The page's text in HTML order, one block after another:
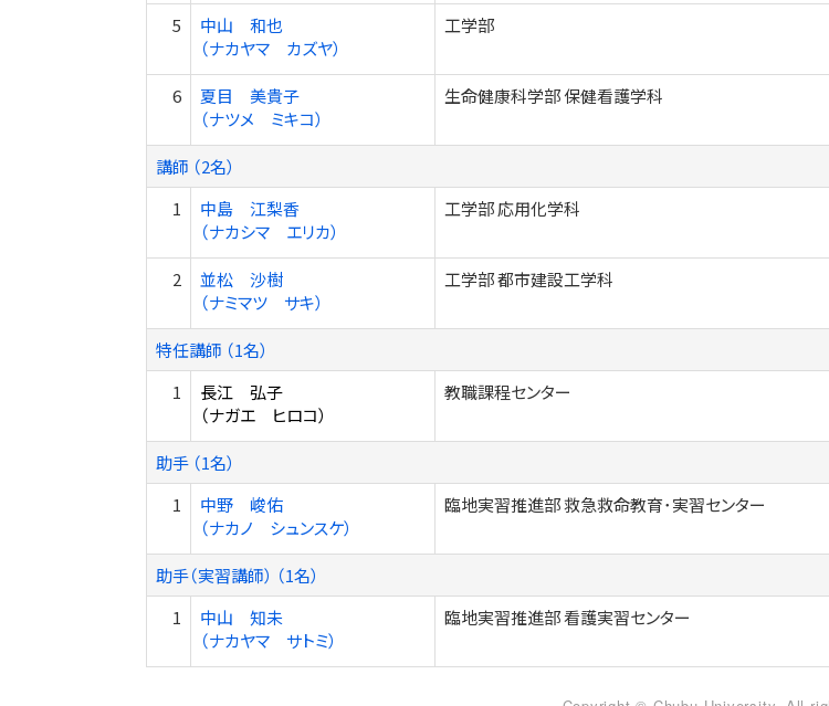
5
中山 和也
（ナカヤマ カズヤ）
工学部
6
夏目 美貴子
（ナツメ ミキコ）
生命健康科学部 保健看護学科
講師 （2名）
1
中島 江梨香
（ナカシマ エリカ）
工学部 応用化学科
2
並松 沙樹
（ナミマツ サキ）
工学部 都市建設工学科
特任講師 （1名）
1
長江 弘子
（ナガエ ヒロコ）
教職課程センター
助手 （1名）
1
中野 峻佑
（ナカノ シュンスケ）
臨地実習推進部 救急救命教育･実習センター
助手（実習講師） （1名）
1
中山 知未
（ナカヤマ サトミ）
臨地実習推進部 看護実習センター